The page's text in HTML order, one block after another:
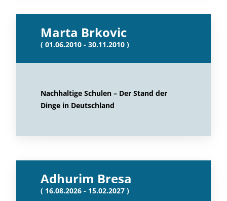
Marta Brkovic
( 01.06.2010 - 30.11.2010 )
Nachhaltige Schulen – Der Stand der
Dinge in Deutschland
Adhurim Bresa
( 16.08.2026 - 15.02.2027 )